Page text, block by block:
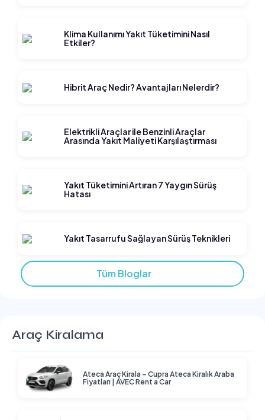
Klima Kullanımı Yakıt Tüketimini Nasıl
Etkiler?
Hibrit Araç Nedir? Avantajları Nelerdir?
Elektrikli Araçlar ile Benzinli Araçlar
Arasında Yakıt Maliyeti Karşılaştırması
Yakıt Tüketimini Artıran 7 Yaygın Sürüş
Hatası
Yakıt Tasarrufu Sağlayan Sürüş Teknikleri
Tüm Bloglar
Araç Kiralama
Ateca Araç Kirala – Cupra Ateca Kiralık Araba
Fiyatları | AVEC Rent a Car